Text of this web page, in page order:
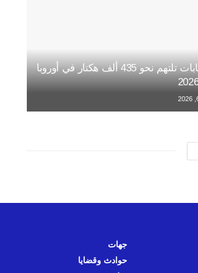
حرائق الغابات تلتهم نحو 435 ألف هكتار في أوروبا
جهات
حوادث وقضايا